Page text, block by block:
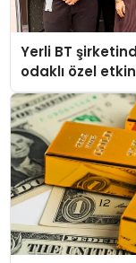
Yerli BT
odaklı özel